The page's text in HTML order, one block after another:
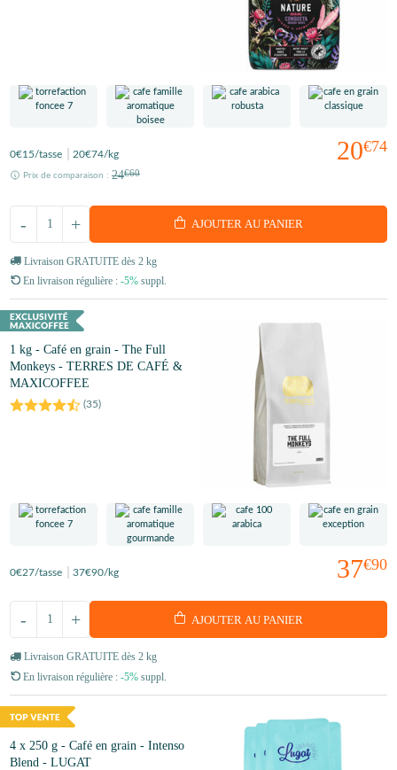
20€74
0€15/tasse 20€74/kg
Prix de comparaison : 24€60
+
- AJOUTER AU PANIER
Livraison GRATUITE dès 2 kg
En livraison régulière : -5% suppl.
1 kg - Café en grain - The Full
Monkeys - TERRES DE CAFÉ &
MAXICOFFEE
(35)
37€90
0€27/tasse 37€90/kg
+
- AJOUTER AU PANIER
Livraison GRATUITE dès 2 kg
En livraison régulière : -5% suppl.
4 x 250 g - Café en grain - Intenso
Blend - LUGAT